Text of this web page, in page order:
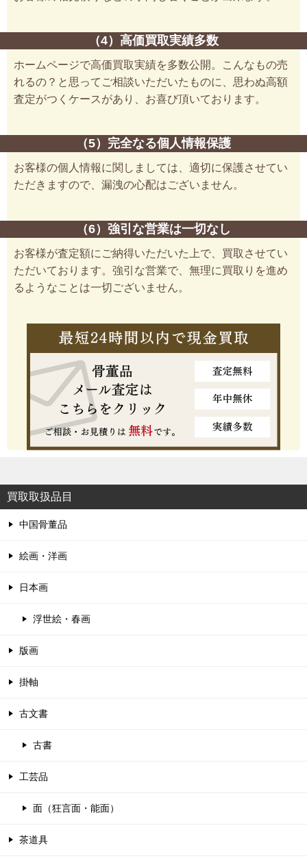
（4）高価買取実績多数
ホームページで高価買取実績を多数公開。こんなもの売
れるの？と思ってご相談いただいたものに、思わぬ高額
査定がつくケースがあり、お喜び頂いております。
（5）完全なる個人情報保護
お客様の個人情報に関しましては、適切に保護させてい
ただきますので、漏洩の心配はございません。
（6）強引な営業は一切なし
お客様が査定額にご納得いただいた上で、買取させてい
ただいております。強引な営業で、無理に買取りを進め
るようなことは一切ございません。
買取取扱品目
中国骨董品
絵画・洋画
日本画
浮世絵・春画
版画
掛軸
古文書
古書
工芸品
面（狂言面・能面）
茶道具